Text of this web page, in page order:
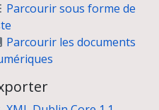
et université du Yarmouk)
Parcourir sous forme de
Parcourir les documents